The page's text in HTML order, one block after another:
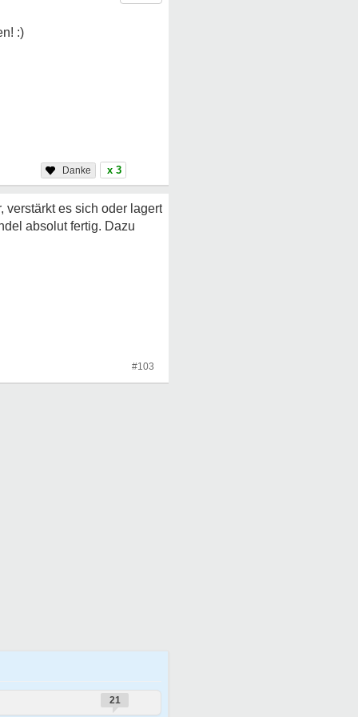
x 3
verstärkt es sich oder lagert
absolut fertig. Dazu
#103
21